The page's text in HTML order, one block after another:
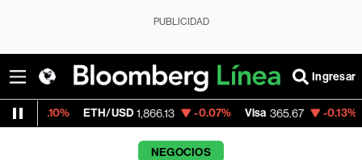
PUBLICIDAD
Ingresar
ETH/USD 1,866.13 -0.07% Visa 365.67 -0.13%
NEGOCIOS